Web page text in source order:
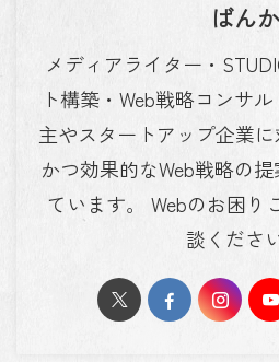
ばんか
メディアライター・
ト構築・Web戦略コンサ
主やスタートアップ企業
かつ効果的なWeb戦略の
ています。 Webのお困り
談ください